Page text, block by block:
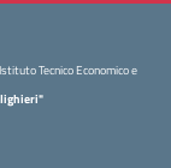
Tecnico Economico e
iniziale della scuola